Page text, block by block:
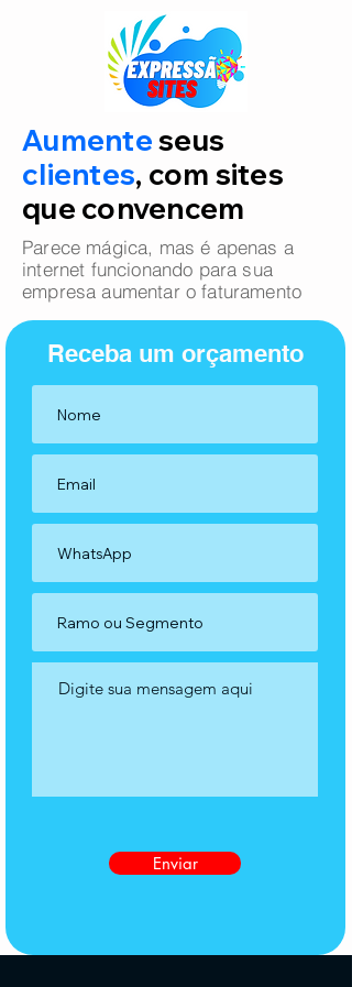
Aumenteseus
clientes, com sites
que convencem
Parece mágica, mas é apenas a
internet funcionando para sua
empresa aumentar o faturamento
Receba um orçamento
Enviar